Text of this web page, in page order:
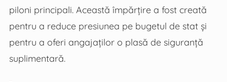
piloni principali. Această împărțire a fost creată
pentru a reduce presiunea pe bugetul de stat și
pentru a oferi angajaților o plasă de siguranță
suplimentară.